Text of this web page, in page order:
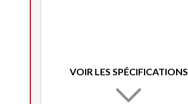
VOIR LES SPÉCIFICATIONS